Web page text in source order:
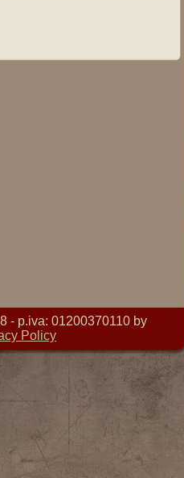
- p.iva: 01200370110 by
Policy